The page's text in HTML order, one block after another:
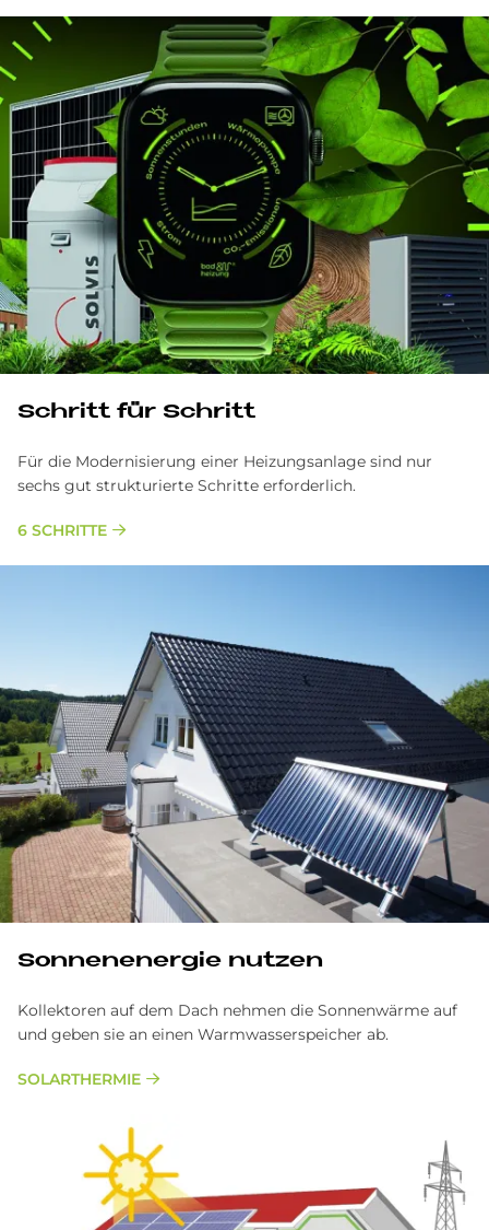
Schritt für Schritt
Für die Modernisierung einer Heizungsanlage sind nur
sechs gut strukturierte Schritte erforderlich.
6 SCHRITTE
Son­nen­en­er­gie nut­zen
Kollektoren auf dem Dach nehmen die Sonnenwärme auf
und geben sie an einen Warmwasserspeicher ab.
SOLARTHERMIE